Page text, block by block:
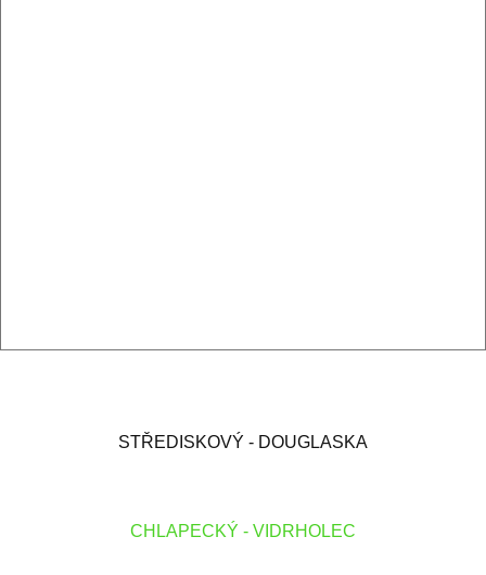
STŘEDISKOVÝ - DOUGLASKA
CHLAPECKÝ - VIDRHOLEC